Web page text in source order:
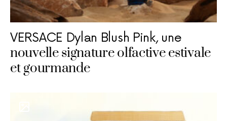
VERSACE Dylan Blush Pink, une
nouvelle signature olfactive estivale
et gourmande